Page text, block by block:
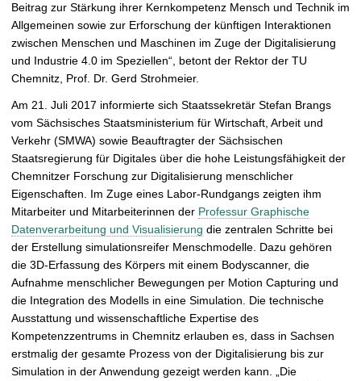
Beitrag zur Stärkung ihrer Kernkompetenz Mensch und Technik im
Allgemeinen sowie zur Erforschung der künftigen Interaktionen
zwischen Menschen und Maschinen im Zuge der Digitalisierung
und Industrie 4.0 im Speziellen“, betont der Rektor der TU
Chemnitz, Prof. Dr. Gerd Strohmeier.
Am 21. Juli 2017 informierte sich Staatssekretär Stefan Brangs
vom Sächsisches Staatsministerium für Wirtschaft, Arbeit und
Verkehr (SMWA) sowie Beauftragter der Sächsischen
Staatsregierung für Digitales über die hohe Leistungsfähigkeit der
Chemnitzer Forschung zur Digitalisierung menschlicher
Eigenschaften. Im Zuge eines Labor-Rundgangs zeigten ihm
Mitarbeiter und Mitarbeiterinnen der Professur Graphische
Datenverarbeitung und Visualisierung die zentralen Schritte bei
der Erstellung simulationsreifer Menschmodelle. Dazu gehören
die 3D-Erfassung des Körpers mit einem Bodyscanner, die
Aufnahme menschlicher Bewegungen per Motion Capturing und
die Integration des Modells in eine Simulation. Die technische
Ausstattung und wissenschaftliche Expertise des
Kompetenzzentrums in Chemnitz erlauben es, dass in Sachsen
erstmalig der gesamte Prozess von der Digitalisierung bis zur
Simulation in der Anwendung gezeigt werden kann. „Die